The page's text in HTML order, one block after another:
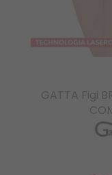
GATTA Figi